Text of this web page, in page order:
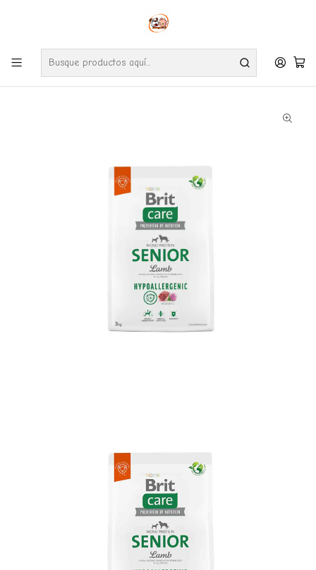
Envíos gratuitos por compras desde $24.990 en la RM (Comunas informadas
Ve nuestras zonas de cobertura diaria.
Inicio Perros Alimentos Brit Care Senior Cordero (Lamb) Hipoalergenico